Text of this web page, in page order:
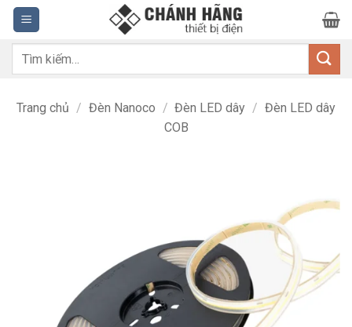
Bỏ
qua
nội
dung
Tìm
Trang chủ / Đèn Nanoco / Đèn LED dây / Đèn LED dây
COB